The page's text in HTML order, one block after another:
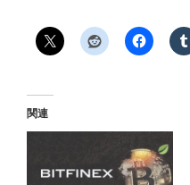
関連